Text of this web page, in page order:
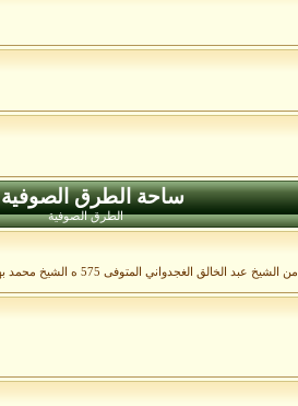
ساحة الطرق الصوفية
الطرق الصوفية